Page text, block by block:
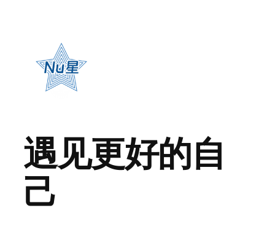
遇见更好的自
己